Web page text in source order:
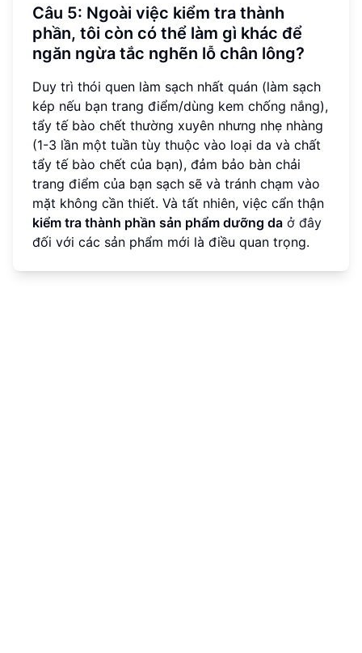
Câu 5: Ngoài việc kiểm tra thành
phần, tôi còn có thể làm gì khác để
ngăn ngừa tắc nghẽn lỗ chân lông?
Duy trì thói quen làm sạch nhất quán (làm sạch
kép nếu bạn trang điểm/dùng kem chống nắng),
tẩy tế bào chết thường xuyên nhưng nhẹ nhàng
(1-3 lần một tuần tùy thuộc vào loại da và chất
tẩy tế bào chết của bạn), đảm bảo bàn chải
trang điểm của bạn sạch sẽ và tránh chạm vào
mặt không cần thiết. Và tất nhiên, việc cẩn thận
kiểm tra thành phần sản phẩm dưỡng da ở đây
đối với các sản phẩm mới là điều quan trọng.